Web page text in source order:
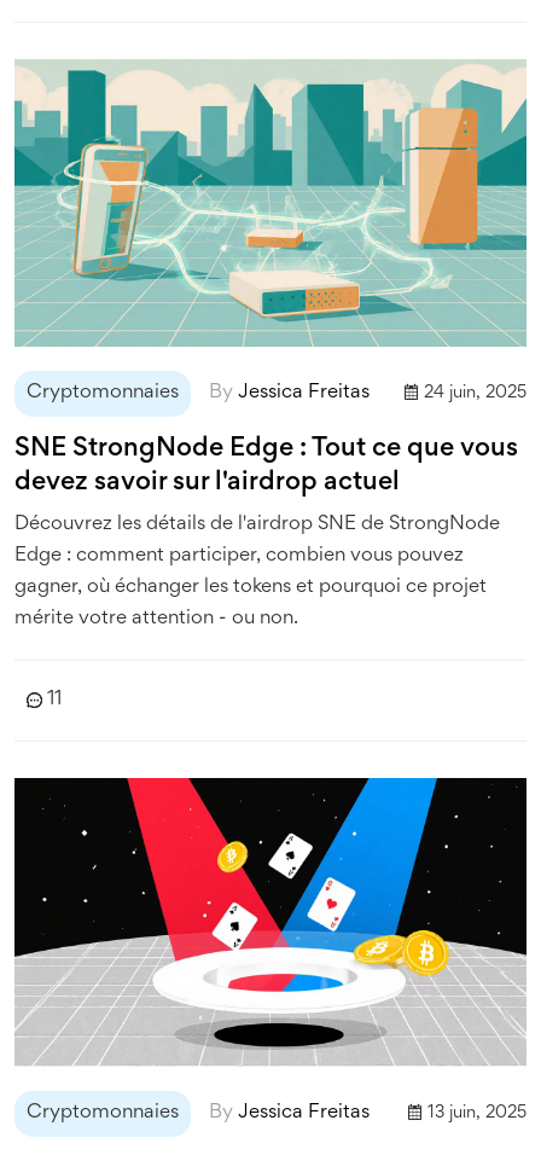
Cryptomonnaies By Jessica Freitas 24 juin, 2025
SNE StrongNode Edge : Tout ce que vous
devez savoir sur l'airdrop actuel
Découvrez les détails de l'airdrop SNE de StrongNode
Edge : comment participer, combien vous pouvez
gagner, où échanger les tokens et pourquoi ce projet
mérite votre attention - ou non.
11
Cryptomonnaies By Jessica Freitas 13 juin, 2025